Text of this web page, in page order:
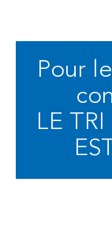
Pour
LE